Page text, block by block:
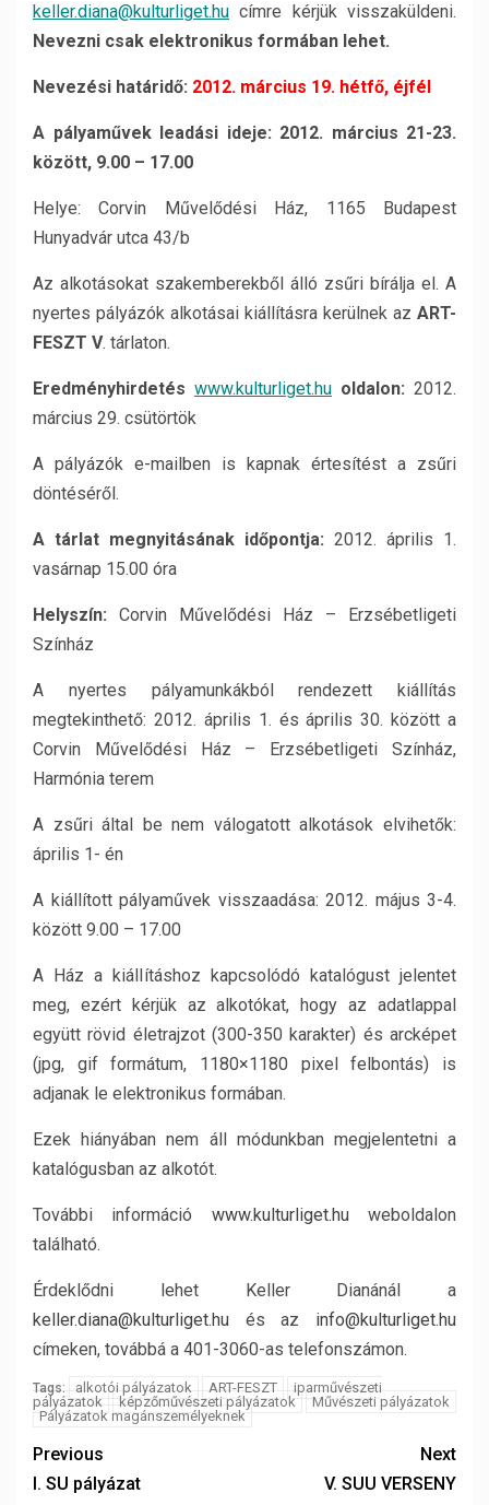
keller.diana@kulturliget.hu címre kérjük visszaküldeni.
Nevezni csak elektronikus formában lehet.
Nevezési határidő: 2012. március 19. hétfő, éjfél
A pályaművek leadási ideje: 2012. március 21-23.
között, 9.00 – 17.00
Helye: Corvin Művelődési Ház, 1165 Budapest
Hunyadvár utca 43/b
Az alkotásokat szakemberekből álló zsűri bírálja el. A
nyertes pályázók alkotásai kiállításra kerülnek az ART-
FESZT V. tárlaton.
Eredményhirdetés www.kulturliget.hu oldalon: 2012.
március 29. csütörtök
A pályázók e-mailben is kapnak értesítést a zsűri
döntéséről.
A tárlat megnyitásának időpontja: 2012. április 1.
vasárnap 15.00 óra
Helyszín: Corvin Művelődési Ház – Erzsébetligeti
Színház
A nyertes pályamunkákból rendezett kiállítás
megtekinthető: 2012. április 1. és április 30. között a
Corvin Művelődési Ház – Erzsébetligeti Színház,
Harmónia terem
A zsűri által be nem válogatott alkotások elvihetők:
április 1- én
A kiállított pályaművek visszaadása: 2012. május 3-4.
között 9.00 – 17.00
A Ház a kiállításhoz kapcsolódó katalógust jelentet
meg, ezért kérjük az alkotókat, hogy az adatlappal
együtt rövid életrajzot (300-350 karakter) és arcképet
(jpg, gif formátum, 1180×1180 pixel felbontás) is
adjanak le elektronikus formában.
Ezek hiányában nem áll módunkban megjelentetni a
katalógusban az alkotót.
További információ www.kulturliget.huweboldalon
található.
Érdeklődni lehet Keller Dianánál a
keller.diana@kulturliget.hu és az info@kulturliget.hu
címeken, továbbá a 401-3060-as telefonszámon.
Tags: alkotói pályázatok ART-FESZT
iparművészeti
pályázatok
képzőművészeti pályázatok
Művészeti pályázatok
Pályázatok magánszemélyeknek
Previous
I. SU pályázat
Next
V. SUU VERSENY